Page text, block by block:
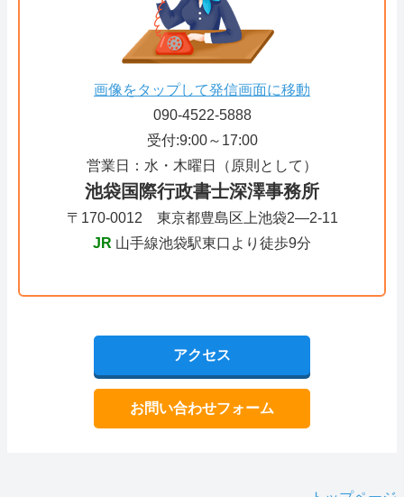
画像をタップして発信画面に移動
090-4522-5888
受付:9:00～17:00
営業日：水・木曜日（原則として）
池袋国際行政書士深澤事務所
〒170-0012 東京都豊島区上池袋2―2-11
JR 山手線池袋駅東口より徒歩9分
アクセス
お問い合わせフォーム